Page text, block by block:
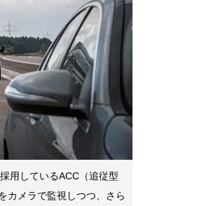
用しているACC（追従型
カメラで監視しつつ、さら